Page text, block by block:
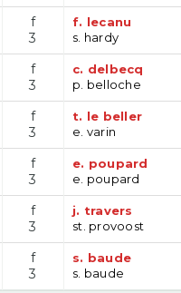
f
3
f. lecanu
s. hardy
f
3
c. delbecq
p. belloche
f
3
t. le beller
e. varin
f
3
e. poupard
e. poupard
f
3
j. travers
st. provoost
f
3
s. baude
s. baude